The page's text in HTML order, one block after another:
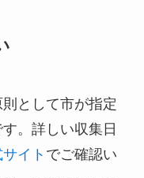
として市が指定
。詳しい収集日
イト でご確認い